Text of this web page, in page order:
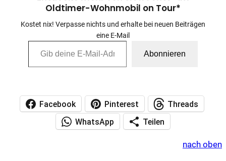
Oldtimer-Wohnmobil on Tour*
Kostet nix! Verpasse nichts und erhalte bei neuen Beiträgen
eine E-Mail
Gib deine E-Mail-Adresse ein …
Abonnieren
Facebook Pinterest
Threads
WhatsApp
Teilen
nach oben